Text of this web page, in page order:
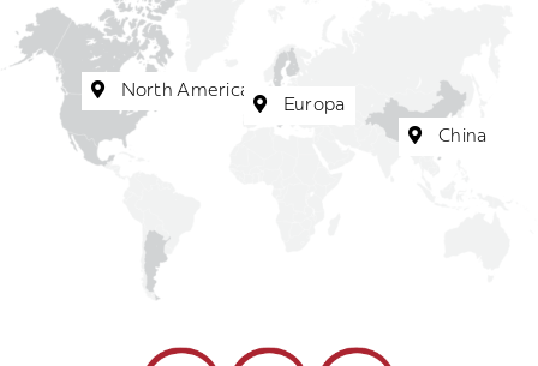
North America
Europa
China